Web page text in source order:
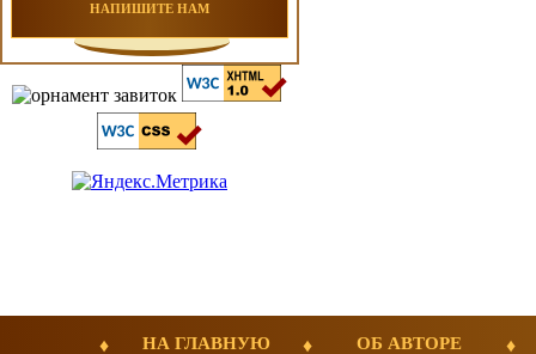
НАПИШИТЕ НАМ
НА ГЛАВНУЮ ОБ АВТОРЕ